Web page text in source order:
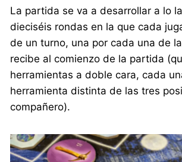
La partida se va a desarrollar a lo
dieciséis rondas en la que cada
de un turno, una por cada una de
recibe al comienzo de la partida
herramientas a doble cara, cada
herramienta distinta de las tres
compañero).